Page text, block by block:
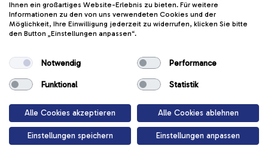
Ihnen ein großartiges Website-Erlebnis zu bieten. Für weitere
Informationen zu den von uns verwendeten Cookies und der
Möglichkeit, Ihre Einwilligung jederzeit zu widerrufen, klicken Sie bitte
den Button „Einstellungen anpassen“.
Notwendig Performance
Funktional Statistik
Alle Cookies akzeptieren Alle Cookies ablehnen
Einstellungen speichern Einstellungen anpassen
Spielplatz
Toben, rutschen, klettern.